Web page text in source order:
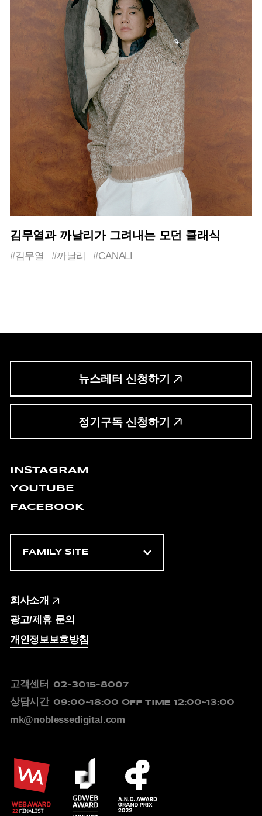
김무열과 까날리가 그려내는 모던 클래식
#김무열 #까날리 #CANALI
뉴스레터 신청하기
정기구독 신청하기
INSTAGRAM
YOUTUBE
FACEBOOK
회사소개
광고/제휴 문의
개인정보보호방침
고객센터 02-3015-8007
상담시간 09:00~18:00 OFF TIME 12:00~13:00
mk@noblessedigital.com